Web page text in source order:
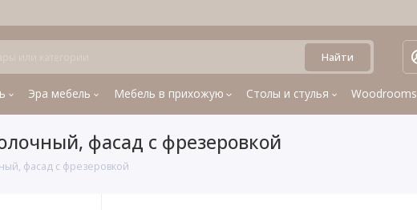
Найти
Эра мебель Мебель в прихожую Столы и стулья Woodrooms
фасад с фрезеровкой
фасад с фрезеровкой